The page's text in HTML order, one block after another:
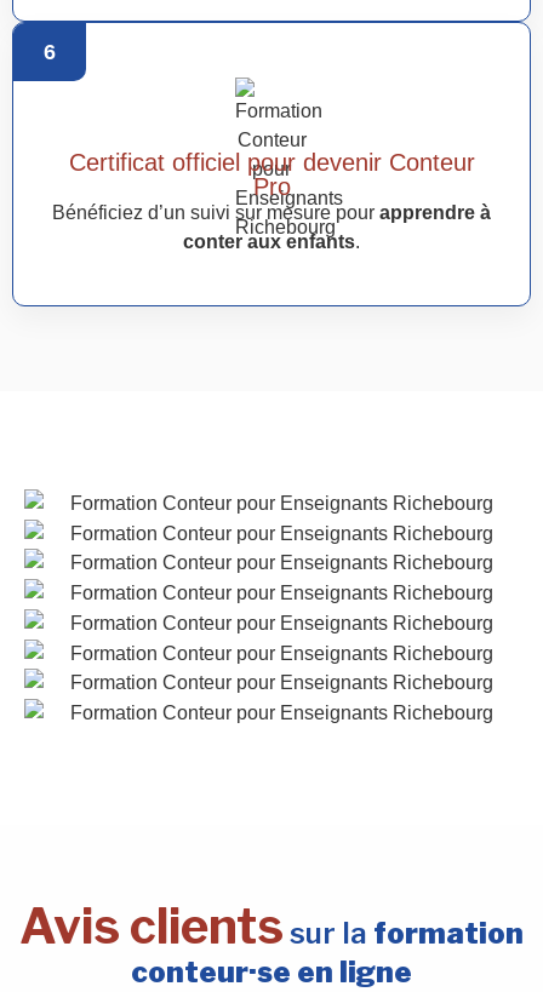
6
Certificat officiel pour devenir Conteur
Pro
Bénéficiez d’un suivi sur mesure pour apprendre à
conter aux enfants.
Avis clients sur la formation
conteur·se en ligne